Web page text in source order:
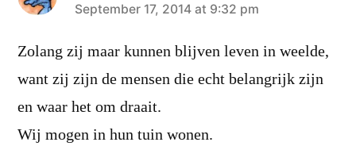
says:
September 17, 2014 at 9:32 pm
Zolang zij maar kunnen blijven leven in weelde,
want zij zijn de mensen die echt belangrijk zijn
en waar het om draait.
Wij mogen in hun tuin wonen.